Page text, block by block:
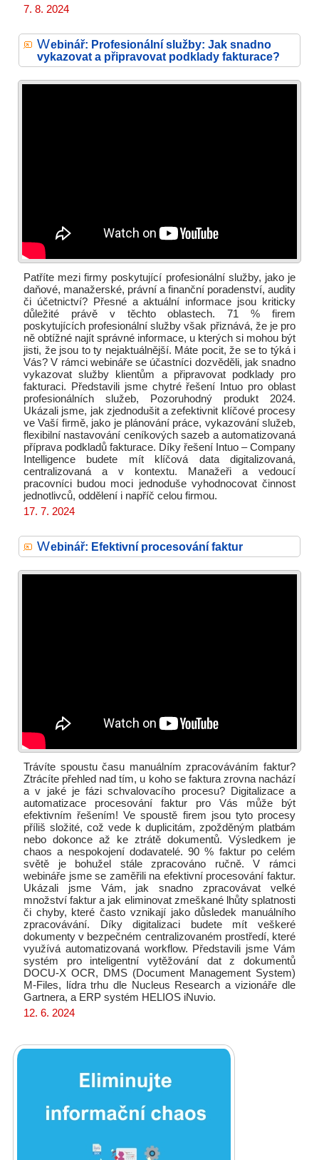
7. 8. 2024
Webinář: Profesionální služby: Jak snadno
vykazovat a připravovat podklady fakturace?
Patříte mezi firmy poskytující profesionální služby, jako je
daňové, manažerské, právní a finanční poradenství, audity
či účetnictví? Přesné a aktuální informace jsou kriticky
důležité právě v těchto oblastech. 71 % firem
poskytujících profesionální služby však přiznává, že je pro
ně obtížné najít správné informace, u kterých si mohou být
jisti, že jsou to ty nejaktuálnější. Máte pocit, že se to týká i
Vás? V rámci webináře se účastníci dozvěděli, jak snadno
vykazovat služby klientům a připravovat podklady pro
fakturaci. Představili jsme chytré řešení Intuo pro oblast
profesionálních služeb, Pozoruhodný produkt 2024.
Ukázali jsme, jak zjednodušit a zefektivnit klíčové procesy
ve Vaší firmě, jako je plánování práce, vykazování služeb,
flexibilní nastavování ceníkových sazeb a automatizovaná
příprava podkladů fakturace. Díky řešení Intuo – Company
Intelligence budete mít klíčová data digitalizovaná,
centralizovaná a v kontextu. Manažeři a vedoucí
pracovníci budou moci jednoduše vyhodnocovat činnost
jednotlivců, oddělení i napříč celou firmou.
17. 7. 2024
Webinář: Efektivní procesování faktur
Trávíte spoustu času manuálním zpracováváním faktur?
Ztrácíte přehled nad tím, u koho se faktura zrovna nachází
a v jaké je fázi schvalovacího procesu? Digitalizace a
automatizace procesování faktur pro Vás může být
efektivním řešením! Ve spoustě firem jsou tyto procesy
příliš složité, což vede k duplicitám, zpožděným platbám
nebo dokonce až ke ztrátě dokumentů. Výsledkem je
chaos a nespokojení dodavatelé. 90 % faktur po celém
světě je bohužel stále zpracováno ručně. V rámci
webináře jsme se zaměřili na efektivní procesování faktur.
Ukázali jsme Vám, jak snadno zpracovávat velké
množství faktur a jak eliminovat zmeškané lhůty splatnosti
či chyby, které často vznikají jako důsledek manuálního
zpracovávání. Díky digitalizaci budete mít veškeré
dokumenty v bezpečném centralizovaném prostředí, které
využívá automatizovaná workflow. Představili jsme Vám
systém pro inteligentní vytěžování dat z dokumentů
DOCU-X OCR, DMS (Document Management System)
M-Files, lídra trhu dle Nucleus Research a vizionáře dle
Gartnera, a ERP systém HELIOS iNuvio.
12. 6. 2024